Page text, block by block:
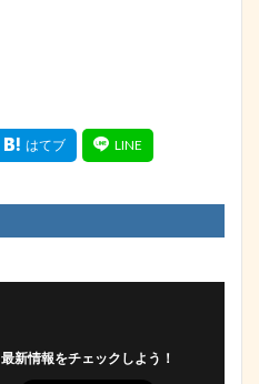
最新情報をチェックしよう！